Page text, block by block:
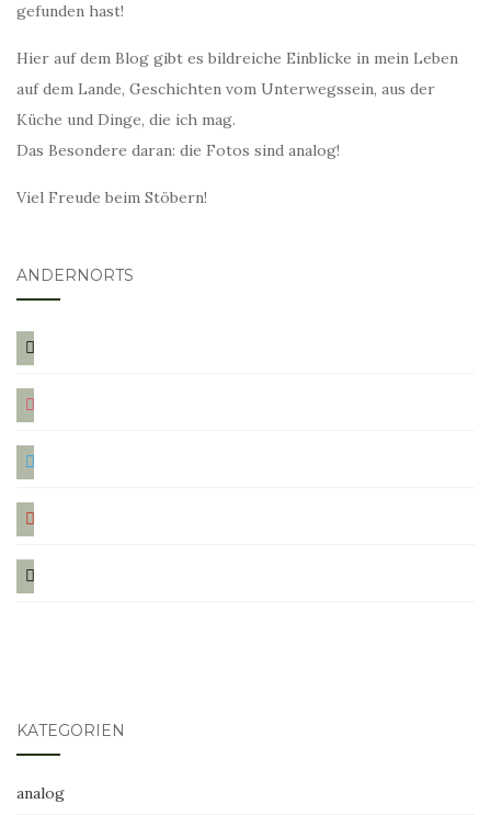
gefunden hast!
Hier auf dem Blog gibt es bildreiche Einblicke in mein Leben
auf dem Lande, Geschichten vom Unterwegssein, aus der
Küche und Dinge, die ich mag.
Das Besondere daran: die Fotos sind analog!
Viel Freude beim Stöbern!
ANDERNORTS
bloglovin
instagram
twitter
pinterest
mail
KATEGORIEN
analog